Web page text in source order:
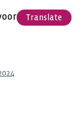
Translate